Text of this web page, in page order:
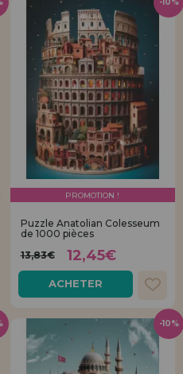
PROMOTION !
Puzzle Anatolian Colesseum
de 1000 pièces
13,83€
12,45€
ACHETER
-10%